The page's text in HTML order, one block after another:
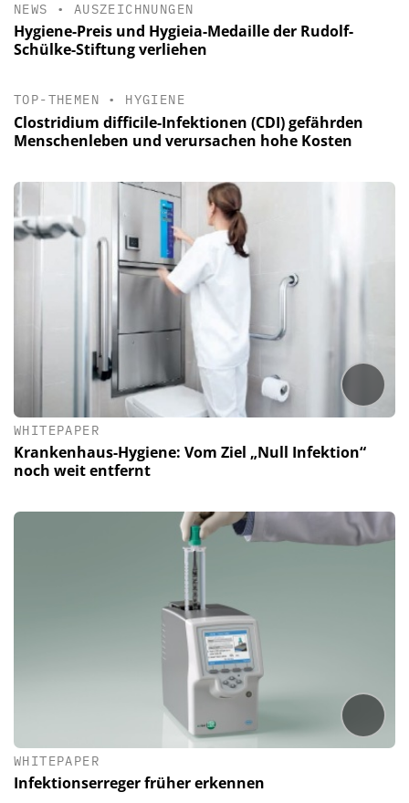
NEWS • AUSZEICHNUNGEN
Hygiene-Preis und Hygieia-Medaille der Rudolf-
Schülke-Stiftung verliehen
TOP-THEMEN • HYGIENE
Clostridium difficile-Infektionen (CDI) gefährden
Menschenleben und verursachen hohe Kosten
WHITEPAPER
Krankenhaus-Hygiene: Vom Ziel „Null Infektion“
noch weit entfernt
WHITEPAPER
Infektionserreger früher erkennen